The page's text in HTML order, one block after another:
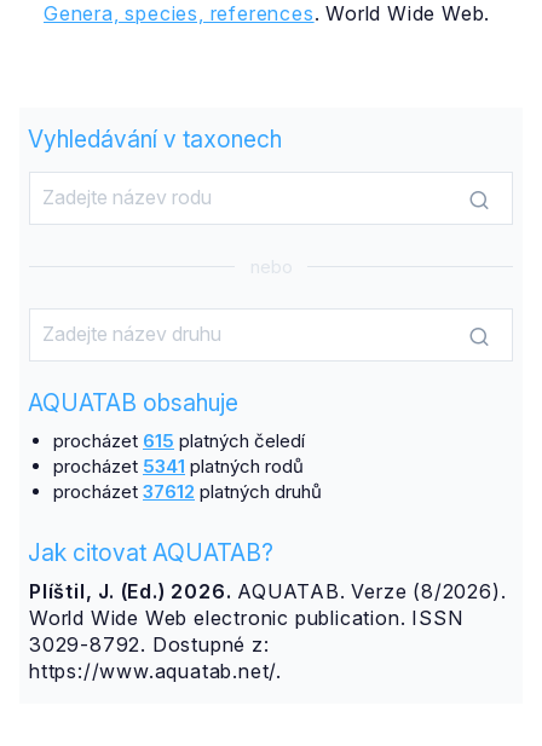
Genera, species, references. World Wide Web.
Vyhledávání v taxonech
nebo
AQUATAB obsahuje
procházet 615 platných čeledí
procházet 5341 platných rodů
procházet 37612 platných druhů
Jak citovat AQUATAB?
Plíštil, J. (Ed.) 2026. AQUATAB. Verze (8/2026).
World Wide Web electronic publication. ISSN
3029-8792. Dostupné z:
https://www.aquatab.net/.